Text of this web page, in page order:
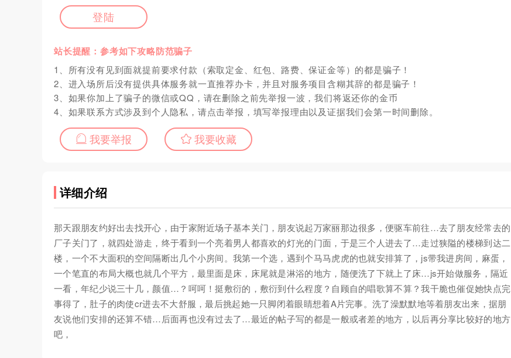
登陆
站长提醒：参考如下攻略防范骗子
1、所有没有见到面就提前要求付款（索取定金、红包、路费、保证金等）的都是骗子！
2、进入场所后没有提供具体服务就一直推荐办卡，并且对服务项目含糊其辞的都是骗子！
3、如果你加上了骗子的微信或QQ，请在删除之前先举报一波，我们将返还你的金币
4、如果联系方式涉及到个人隐私，请点击举报，填写举报理由以及证据我们会第一时间删除。
我要举报 我要收藏
详细介绍
那天跟朋友约好出去找开心，由于家附近场子基本关门，朋友说起万家丽那边很多，便驱车前往…去了朋友经常去的
厂子关门了，就四处游走，终于看到一个亮着男人都喜欢的灯光的门面，于是三个人进去了…走过狭隘的楼梯到达二
楼，一个不大面积的空间隔断出几个小房间。我第一个选，遇到个马马虎虎的也就安排算了，js带我进房间，麻蛋，
一个笔直的布局大概也就几个平方，最里面是床，床尾就是淋浴的地方，随便洗了下就上了床…js开始做服务，隔近
一看，年纪少说三十几，颜值…？呵呵！挺敷衍的，敷衍到什么程度？自顾自的唱歌算不算？我干脆也催促她快点完
事得了，肚子的肉使cr进去不大舒服，最后挑起她一只脚闭着眼睛想着A片完事。洗了澡默默地等着朋友出来，据朋
友说他们安排的还算不错…后面再也没有过去了…最近的帖子写的都是一般或者差的地方，以后再分享比较好的地方
吧，